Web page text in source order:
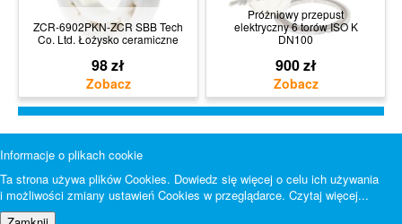
ZCR-6902PKN-ZCR SBB Tech
Co. Ltd. Łożysko ceramiczne
98 zł
Próżniowy przepust
elektryczny 6 torów ISO K
DN100
900 zł
Informacje o plikach cookie
Ta strona używa plików Cookies. Dowiedz się więcej o celu ich używania
i możliwości zmiany ustawień Cookies w przeglądarce. Czytaj więcej...